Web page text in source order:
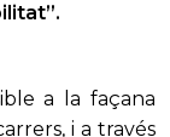
a la façana
i a través